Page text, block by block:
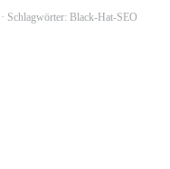
Schlagwörter: Black-Hat-SEO